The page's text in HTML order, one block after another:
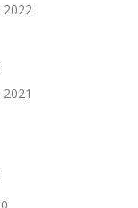
2022